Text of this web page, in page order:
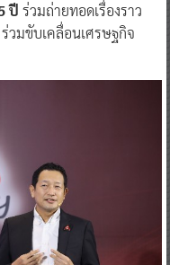
ปี ร่วมถ่ายทอดเรื่องราว
มขับเคลื่อนเศรษฐกิจ